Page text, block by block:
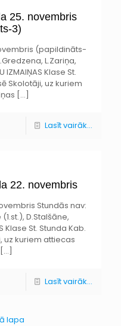
25. novembris
3)
(papildināts-
L.Zariņa,
IZMAIŅAS Klase St.
Skolotāji, uz kuriem
[…]
Lasīt vairāk...
22. novembris
Stundās nav:
D.Stalšāne,
Klase St. Stunda Kab.
uz kuriem attiecas
[…]
Lasīt vairāk...
lapa